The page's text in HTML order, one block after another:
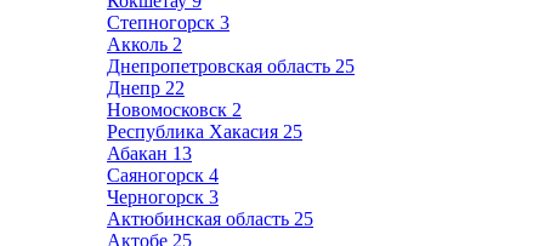
Степногорск 3
Акколь 2
Днепропетровская область 25
Днепр 22
Новомосковск 2
Республика Хакасия 25
Абакан 13
Саяногорск 4
Черногорск 3
Актюбинская область 25
Актобе 25